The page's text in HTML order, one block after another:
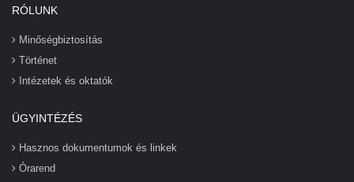
RÓLUNK
Minőségbiztosítás
Történet
Intézetek és oktatók
ÜGYINTÉZÉS
Hasznos dokumentumok és linkek
Órarend